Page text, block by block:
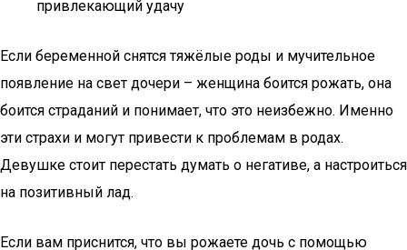
привлекающий удачу
Если беременной снятся тяжёлые роды и мучительное
появление на свет дочери – женщина боится рожать, она
боится страданий и понимает, что это неизбежно. Именно
эти страхи и могут привести к проблемам в родах.
Девушке стоит перестать думать о негативе, а настроиться
на позитивный лад.
Если вам приснится, что вы рожаете дочь с помощью